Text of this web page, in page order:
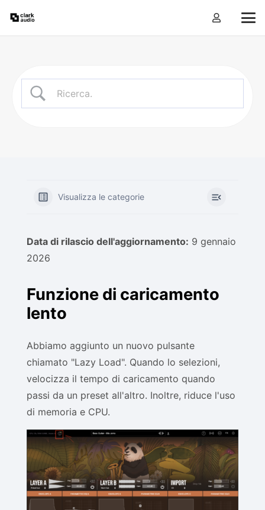
Visualizza le categorie
Data di rilascio dell'aggiornamento: 9 gennaio
2026
Funzione di caricamento
lento
Abbiamo aggiunto un nuovo pulsante
chiamato "Lazy Load". Quando lo selezioni,
velocizza il tempo di caricamento quando
passi da un preset all'altro. Inoltre, riduce l'uso
di memoria e CPU.